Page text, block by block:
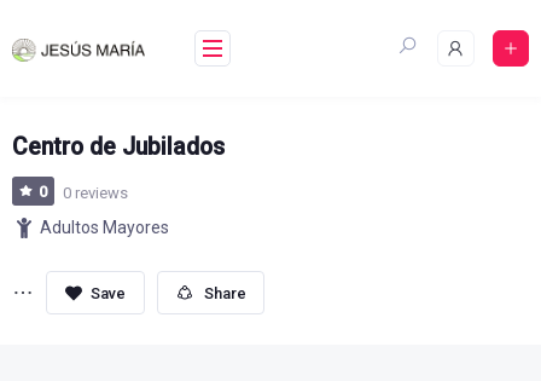
to
Centro de Jubilados
0 0 reviews
Adultos Mayores
Share